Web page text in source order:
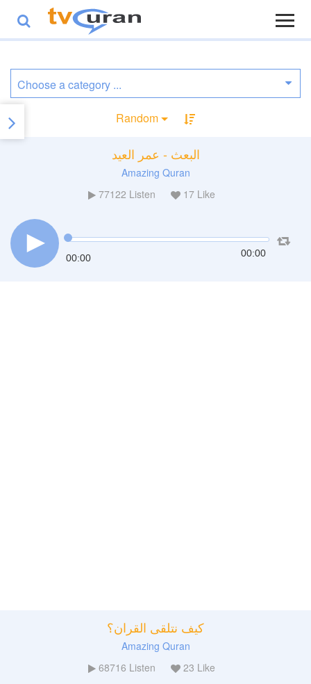
Random
البعث - عمر العيد
Amazing Quran
77122 Listen 17Like
00:00 00:00
كيف نتلقى القران؟
Amazing Quran
68716 Listen 23 Like